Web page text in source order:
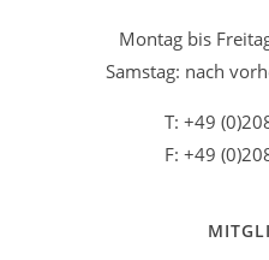
Montag bis
Samstag: nach
T: +49
F: +49